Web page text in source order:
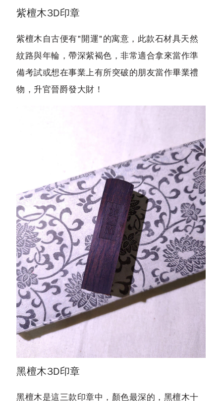
紫檀木3D印章
紫檀木自古便有"開運"的寓意，此款石材具天然
紋路與年輪，帶深紫褐色，非常適合拿來當作準
備考試或想在事業上有所突破的朋友當作畢業禮
物，升官晉爵發大財！
黑檀木3D印章
黑檀木是這三款印章中，顏色最深的，黑檀木十